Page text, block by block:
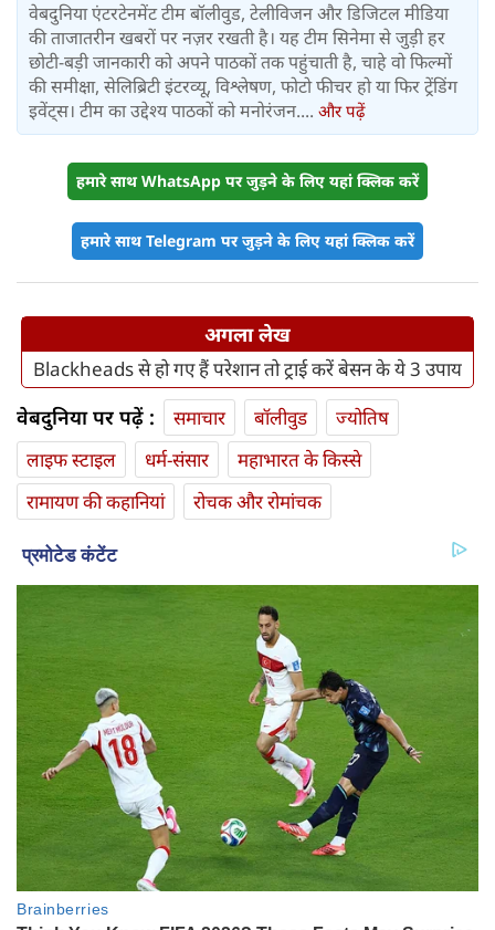
वेबदुनिया एंटरटेनमेंट टीम बॉलीवुड, टेलीविजन और डिजिटल मीडिया
की ताजातरीन खबरों पर नज़र रखती है। यह टीम सिनेमा से जुड़ी हर
छोटी-बड़ी जानकारी को अपने पाठकों तक पहुंचाती है, चाहे वो फिल्मों
की समीक्षा, सेलिब्रिटी इंटरव्यू, विश्लेषण, फोटो फीचर हो या फिर ट्रेंडिंग
इवेंट्स। टीम का उद्देश्य पाठकों को मनोरंजन.... और पढ़ें
हमारे साथ WhatsApp पर जुड़ने के लिए यहां क्लिक करें
हमारे साथ Telegram पर जुड़ने के लिए यहां क्लिक करें
अगला लेख
Blackheads से हो गए हैं परेशान तो ट्राई करें बेसन के ये 3 उपाय
वेबदुनिया पर पढ़ें : समाचार बॉलीवुड
ज्योतिष
लाइफ स्‍टाइल
धर्म-संसार
महाभारत के किस्से
रामायण की कहानियां
रोचक और रोमांचक